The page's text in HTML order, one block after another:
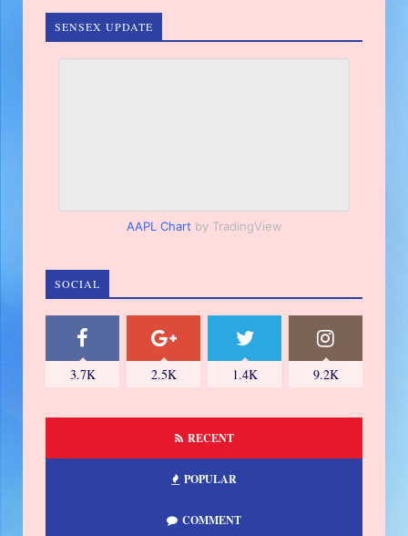
SENSEX UPDATE
AAPL Chart by TradingView
SOCIAL
3.7K 2.5K 1.4K 9.2K
RECENT
POPULAR
COMMENT